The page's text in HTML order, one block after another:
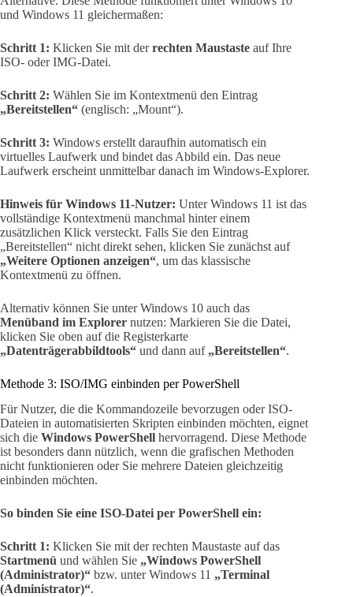
und Windows 11 gleichermaßen:
Schritt 1: Klicken Sie mit derrechten Maustaste auf Ihre
ISO- oder IMG-Datei.
Schritt 2: Wählen Sie im Kontextmenü den Eintrag
„Bereitstellen“ (englisch: „Mount“).
Schritt 3: Windows erstellt daraufhin automatisch ein
virtuelles Laufwerk und bindet das Abbild ein. Das neue
Laufwerk erscheint unmittelbar danach im Windows-Explorer.
Hinweis für Windows 11-Nutzer: Unter Windows 11 ist das
vollständige Kontextmenü manchmal hinter einem
zusätzlichen Klick versteckt. Falls Sie den Eintrag
„Bereitstellen“ nicht direkt sehen, klicken Sie zunächst auf
„Weitere Optionen anzeigen“, um das klassische
Kontextmenü zu öffnen.
Alternativ können Sie unter Windows 10 auch das
Menüband im Explorer nutzen: Markieren Sie die Datei,
klicken Sie oben auf die Registerkarte
„Datenträgerabbildtools“ und dann auf „Bereitstellen“.
Methode 3: ISO/IMG einbinden per PowerShell
Für Nutzer, die die Kommandozeile bevorzugen oder ISO-
Dateien in automatisierten Skripten einbinden möchten, eignet
sich die Windows PowerShell hervorragend. Diese Methode
ist besonders dann nützlich, wenn die grafischen Methoden
nicht funktionieren oder Sie mehrere Dateien gleichzeitig
einbinden möchten.
So binden Sie eine ISO-Datei per PowerShell ein:
Schritt 1: Klicken Sie mit der rechten Maustaste auf das
Startmenü und wählen Sie „Windows PowerShell
(Administrator)“ bzw. unter Windows 11 „Terminal
(Administrator)“.